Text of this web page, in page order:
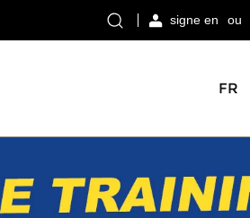
signe en ou
FR